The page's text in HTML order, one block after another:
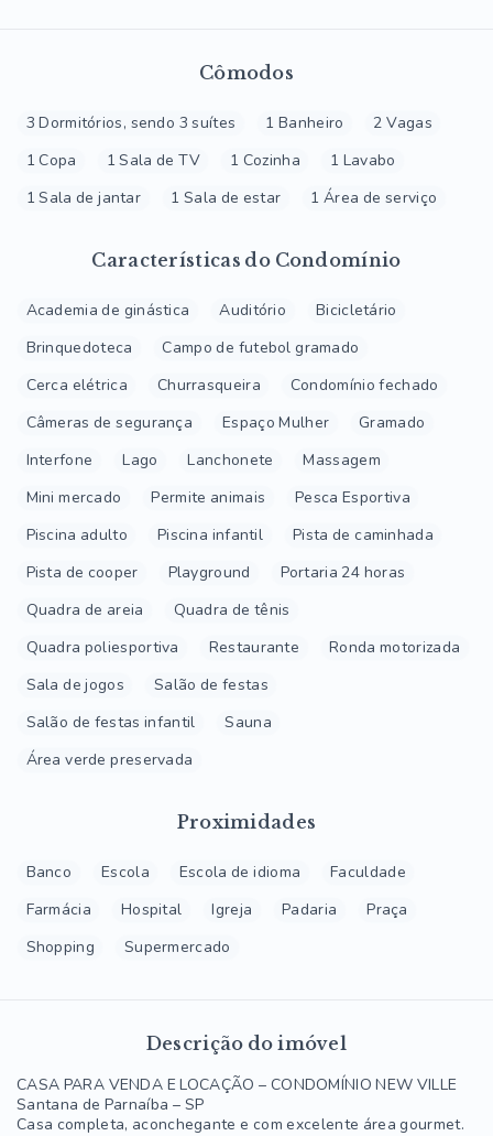
Cômodos
3 Dormitórios, sendo 3 suítes 1 Banheiro
2 Vagas
1 Copa
1 Sala de TV 1 Cozinha
1 Lavabo
1 Sala de jantar
1 Sala de estar 1 Área de serviço
Características do Condomínio
Academia de ginástica Auditório
Bicicletário
Brinquedoteca
Campo de futebol gramado
Cerca elétrica
Churrasqueira
Condomínio fechado
Câmeras de segurança
Espaço Mulher
Gramado
Interfone
Lago Lanchonete
Massagem
Mini mercado
Permite animais
Pesca Esportiva
Piscina adulto
Piscina infantil
Pista de caminhada
Pista de cooper
Playground
Portaria 24 horas
Quadra de areia
Quadra de tênis
Quadra poliesportiva
Restaurante
Ronda motorizada
Sala de jogos
Salão de festas
Salão de festas infantil
Sauna
Área verde preservada
Proximidades
Banco Escola Escola de idioma
Faculdade
Farmácia
Hospital Igreja Padaria
Praça
Shopping
Supermercado
Descrição do imóvel
CASA PARA VENDA E LOCAÇÃO – CONDOMÍNIO NEW VILLE
Santana de Parnaíba – SP
Casa completa, aconchegante e com excelente área gourmet.